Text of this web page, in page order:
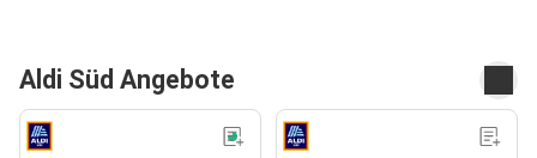
Aldi Süd Angebote